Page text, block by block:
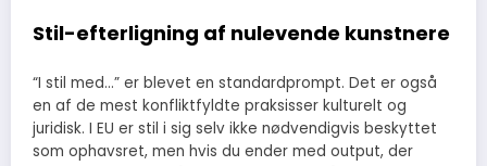
Stil-efterligning af nulevende kunstnere
“I stil med…” er blevet en standardprompt. Det er også
en af de mest konfliktfyldte praksisser kulturelt og
juridisk. I EU er stil i sig selv ikke nødvendigvis beskyttet
som ophavsret, men hvis du ender med output, der